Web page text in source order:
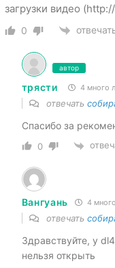
загрузки видео
0
автор
трясти 4 много
отвечать
Спасибо за
0
Вангуань 4
отвечать
Здравствуйте, у
нельзя открыть